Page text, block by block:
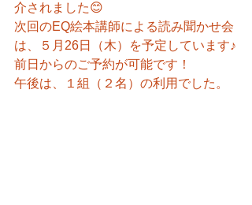
介されました😊
次回のEQ絵本講師による読み聞かせ会
は、５月26日（木）を予定しています♪
前日からのご予約が可能です！
午後は、１組（２名）の利用でした。